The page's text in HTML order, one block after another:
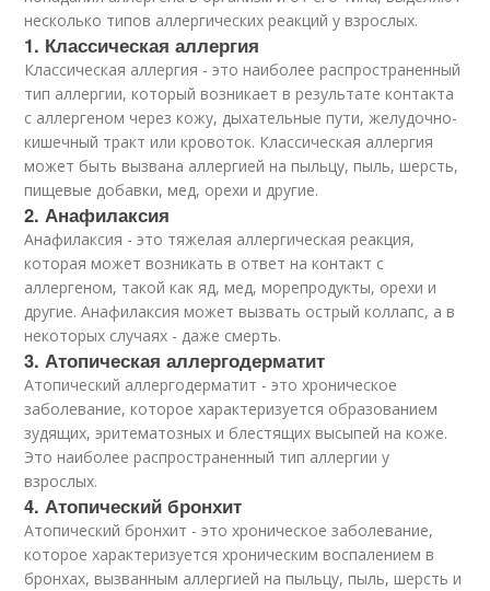
несколько типов аллергических реакций у взрослых.
1. Классическая аллергия
Классическая аллергия - это наиболее распространенный
тип аллергии, который возникает в результате контакта
с аллергеном через кожу, дыхательные пути, желудочно-
кишечный тракт или кровоток. Классическая аллергия
может быть вызвана аллергией на пыльцу, пыль, шерсть,
пищевые добавки, мед, орехи и другие.
2. Анафилаксия
Анафилаксия - это тяжелая аллергическая реакция,
которая может возникать в ответ на контакт с
аллергеном, такой как яд, мед, морепродукты, орехи и
другие. Анафилаксия может вызвать острый коллапс, а в
некоторых случаях - даже смерть.
3. Атопическая аллергодерматит
Атопический аллергодерматит - это хроническое
заболевание, которое характеризуется образованием
зудящих, эритематозных и блестящих высыпей на коже.
Это наиболее распространенный тип аллергии у
взрослых.
4. Атопический бронхит
Атопический бронхит - это хроническое заболевание,
которое характеризуется хроническим воспалением в
бронхах, вызванным аллергией на пыльцу, пыль, шерсть и